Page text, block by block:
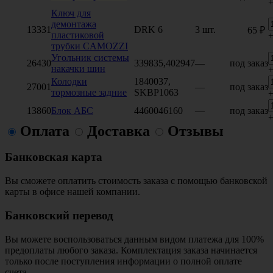
13331
Ключ для
демонтажа
пластиковой
трубки CAMOZZI
DRK 6 3 шт. 65 ₽
+
26430
Угольник системы
накачки шин
339835,402947— под заказ
+
27001
Колодки
тормозные задние
1840037,
SKBP1063
— под заказ
+
13860Блок АБС 4460046160 — под заказ
+
Оплата Доставка Отзывы
Банковская карта
Вы сможете оплатить стоимость заказа с помощью банковской
карты в офисе нашей компании.
Банковский перевод
Вы можете воспользоваться данным видом платежа для 100%
предоплаты любого заказа. Комплектация заказа начинается
только после поступления информации о полной оплате